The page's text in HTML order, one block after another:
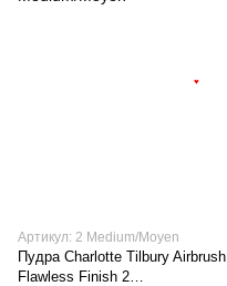
Артикул: 2 Medium/Moyen
Пудра Charlotte Tilbury Airbrush
Flawless Finish 2
♥